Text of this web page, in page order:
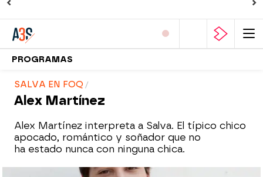
PROGRAMAS
SALVA EN FOQ
Alex Martínez
Alex Martínez interpreta a Salva. El típico chico
apocado, romántico y soñador que no
ha estado nunca con ninguna chica.